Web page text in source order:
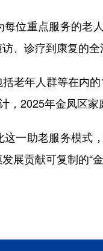
重点服务的老
、诊疗到康复的
年人群等在内的
，2025年金凤区
助老服务模式
展贡献可复制的“金